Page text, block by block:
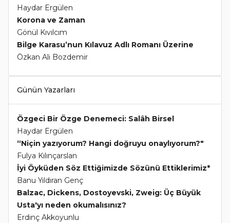
Haydar Ergülen
Korona ve Zaman
Gönül Kıvılcım
Bilge Karasu’nun Kılavuz Adlı Romanı Üzerine
Özkan Ali Bozdemir
Günün Yazarları
Özgeci Bir Özge Denemeci: Salâh Birsel
Haydar Ergülen
“Niçin yazıyorum? Hangi doğruyu onaylıyorum?"
Fulya Kılınçarslan
İyi Öyküden Söz Ettiğimizde Sözünü Ettiklerimiz*
Banu Yıldıran Genç
Balzac, Dickens, Dostoyevski, Zweig: Üç Büyük
Usta'yı neden okumalısınız?
Erdinç Akkoyunlu